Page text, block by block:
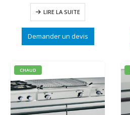
LIRE LA SUITE
Demander un devis
CHAUD